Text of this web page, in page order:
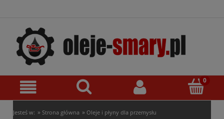
Jesteś w: » Strona główna » Oleje i płyny dla przemysłu